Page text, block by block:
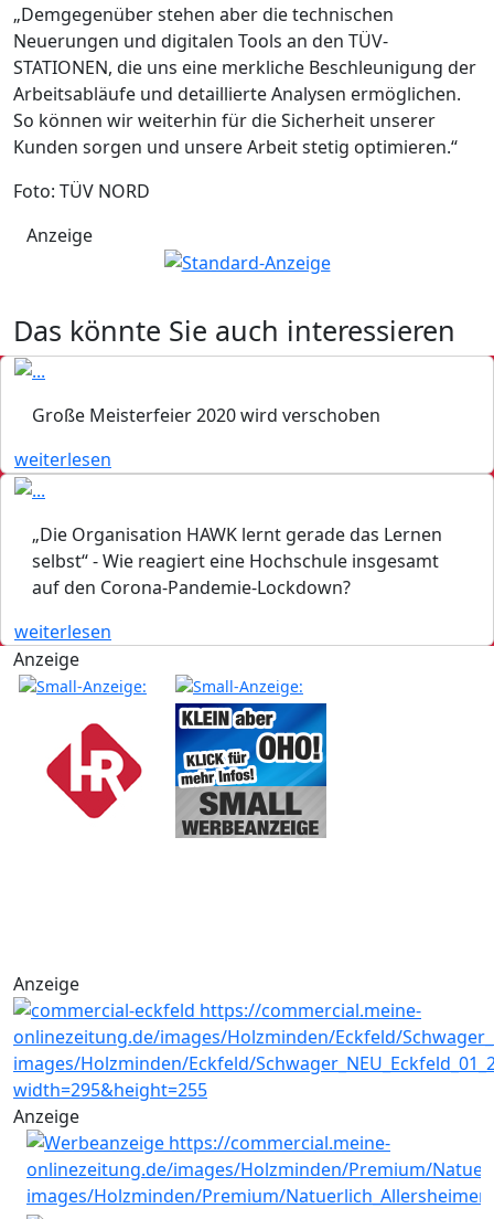
„Demgegenüber stehen aber die technischen
Neuerungen und digitalen Tools an den TÜV-
STATIONEN, die uns eine merkliche Beschleunigung der
Arbeitsabläufe und detaillierte Analysen ermöglichen.
So können wir weiterhin für die Sicherheit unserer
Kunden sorgen und unsere Arbeit stetig optimieren.“
Foto: TÜV NORD
Anzeige
Das könnte Sie auch interessieren
Große Meisterfeier 2020 wird verschoben
weiterlesen
„Die Organisation HAWK lernt gerade das Lernen
selbst“ - Wie reagiert eine Hochschule insgesamt
auf den Corona-Pandemie-Lockdown?
weiterlesen
Anzeige
Anzeige
Anzeige